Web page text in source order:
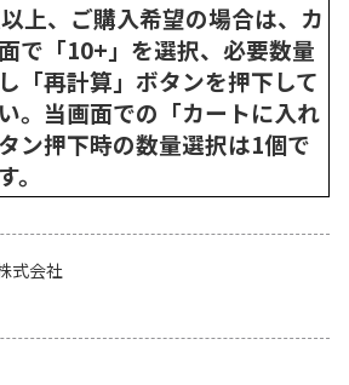
上、ご購入希望の場合は、カ
で「10+」を選択、必要数量
「再計算」ボタンを押下して
。当画面での「カートに入れ
ン押下時の数量選択は1個で
。
式会社